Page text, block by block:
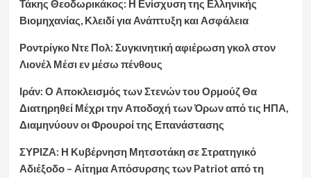
Τάκης Θεοδωρικάκος: Η Ενίσχυση της Ελληνικής
Βιομηχανίας, Κλειδί για Ανάπτυξη και Ασφάλεια
Ροντρίγκο Ντε Πολ: Συγκινητική αφιέρωση γκολ στον
Λιονέλ Μέσι εν μέσω πένθους
Ιράν: Ο Αποκλεισμός των Στενών του Ορμούζ Θα
Διατηρηθεί Μέχρι την Αποδοχή των Όρων από τις ΗΠΑ,
Διαμηνύουν οι Φρουροί της Επανάστασης
ΣΥΡΙΖΑ: Η Κυβέρνηση Μητσοτάκη σε Στρατηγικό
Αδιέξοδο – Αίτημα Απόσυρσης των Patriot από τη